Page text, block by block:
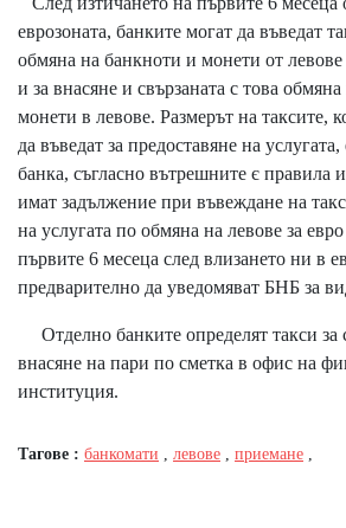
еврозоната, банките могат да въведат
обмяна на банкноти и монети от
и за внасяне и свързаната с това
монети в левове. Размерът на таксите,
да въведат за предоставяне на
банка, съгласно вътрешните є правила
имат задължение при въвеждане на
на услугата по обмяна на левове за
първите 6 месеца след влизането ни в
предварително да уведомяват БНБ за
Отделно банките определят такси за
внасяне на пари по сметка в офис на
институция.
Тагове : банкомати левове приемане